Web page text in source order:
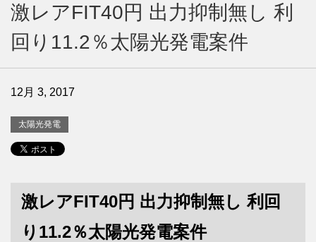
激レアFIT40円 出力抑制無し 利
回り11.2％太陽光発電案件
12月 3, 2017
太陽光発電
激レアFIT40円 出力抑制無し 利回
り11.2％太陽光発電案件